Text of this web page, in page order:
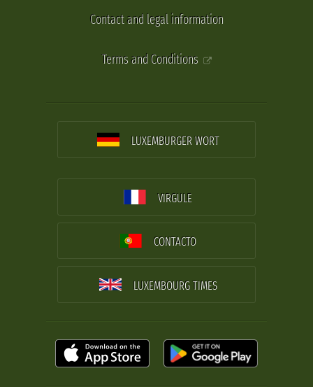
Contact and legal information
Terms and Conditions
LUXEMBURGER WORT
VIRGULE
CONTACTO
LUXEMBOURG TIMES